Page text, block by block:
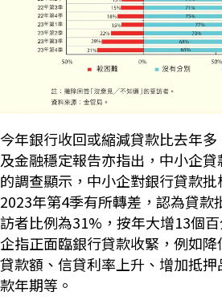
今年銀行收回或縮減貸款比去年
及金融穩定報告亦指出，中小企
的調查顯示，中小企對銀行貸款
2023年第4季有所轉差，認為貸款
訪者比例為31%，按年大增13個
企指正面臨銀行貸款收緊，例如
貸款額、信貸利率上升、增加抵
款年期等。